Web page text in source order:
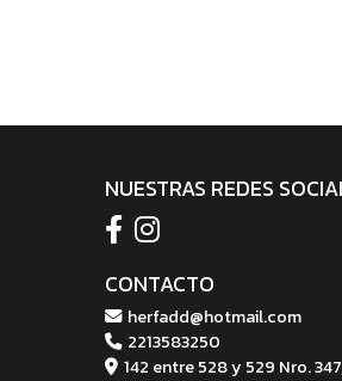
NUESTRAS REDES
CONTACTO
herfadd@hotmail.com
2213583250
142 entre 528 y 529 Nro.